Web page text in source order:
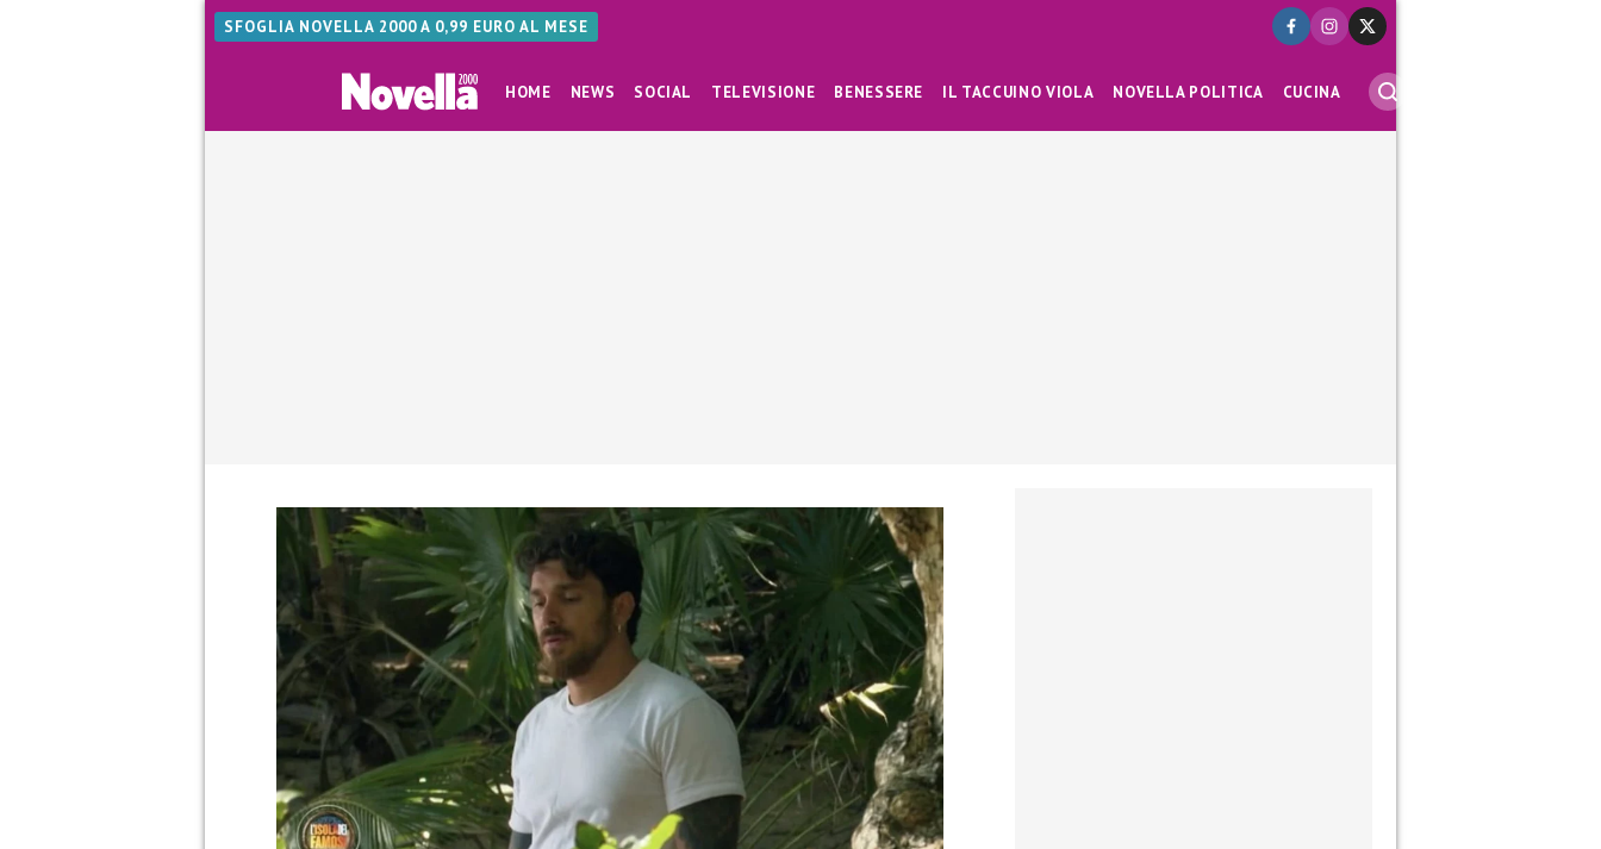
SFOGLIA NOVELLA 2000 A 0,99 EURO AL MESE
HOME NEWS SOCIAL TELEVISIONE BENESSERE IL TACCUINO VIOLA NOVELLA POLITICA CUCINA